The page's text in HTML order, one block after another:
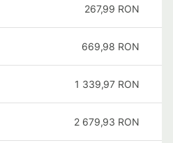
267,99 RON
669,98 RON
1 339,97 RON
2 679,93 RON